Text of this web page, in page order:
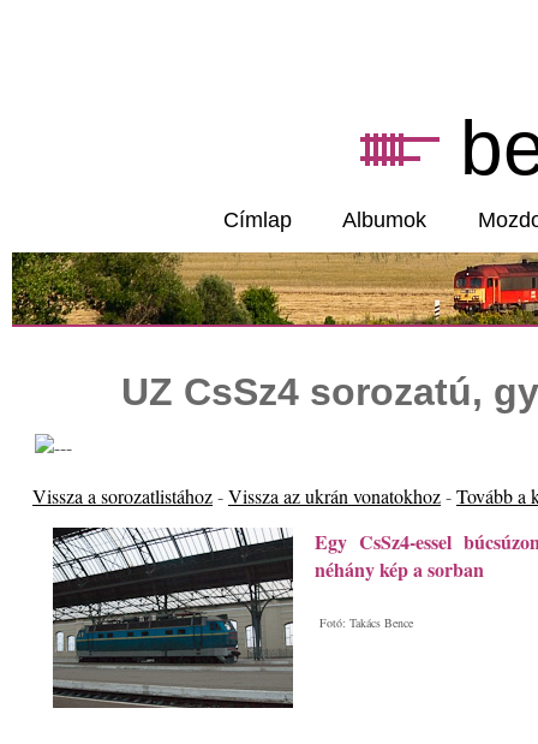
Címlap Albumok
UZ CsSz4 sorozatú,
Vissza a sorozatlistához-Vissza az ukrán vonatokhoz-Tovább a
Egy CsSz4-essel
néhány kép a sorban
Fotó: Takács Bence